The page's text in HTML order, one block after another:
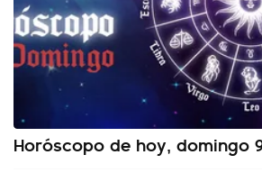
Horóscopo de hoy, domingo